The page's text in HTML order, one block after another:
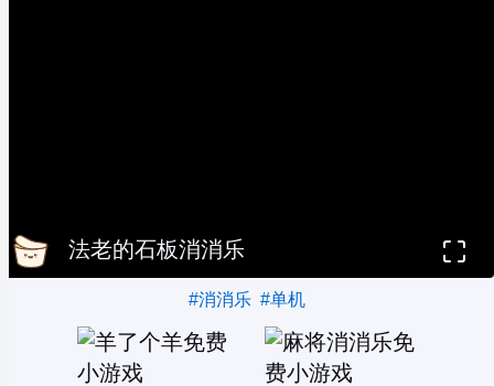
法老的石板消消乐
#消消乐 #单机